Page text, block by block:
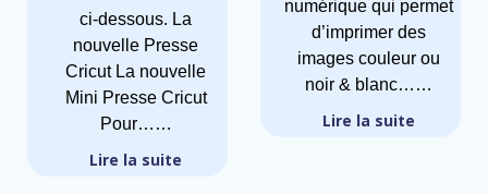
ci-dessous. La
nouvelle Presse
Cricut La nouvelle
Mini Presse Cricut
Pour……
Lire la suite
numérique qui permet
d’imprimer des
images couleur ou
noir & blanc……
Lire la suite